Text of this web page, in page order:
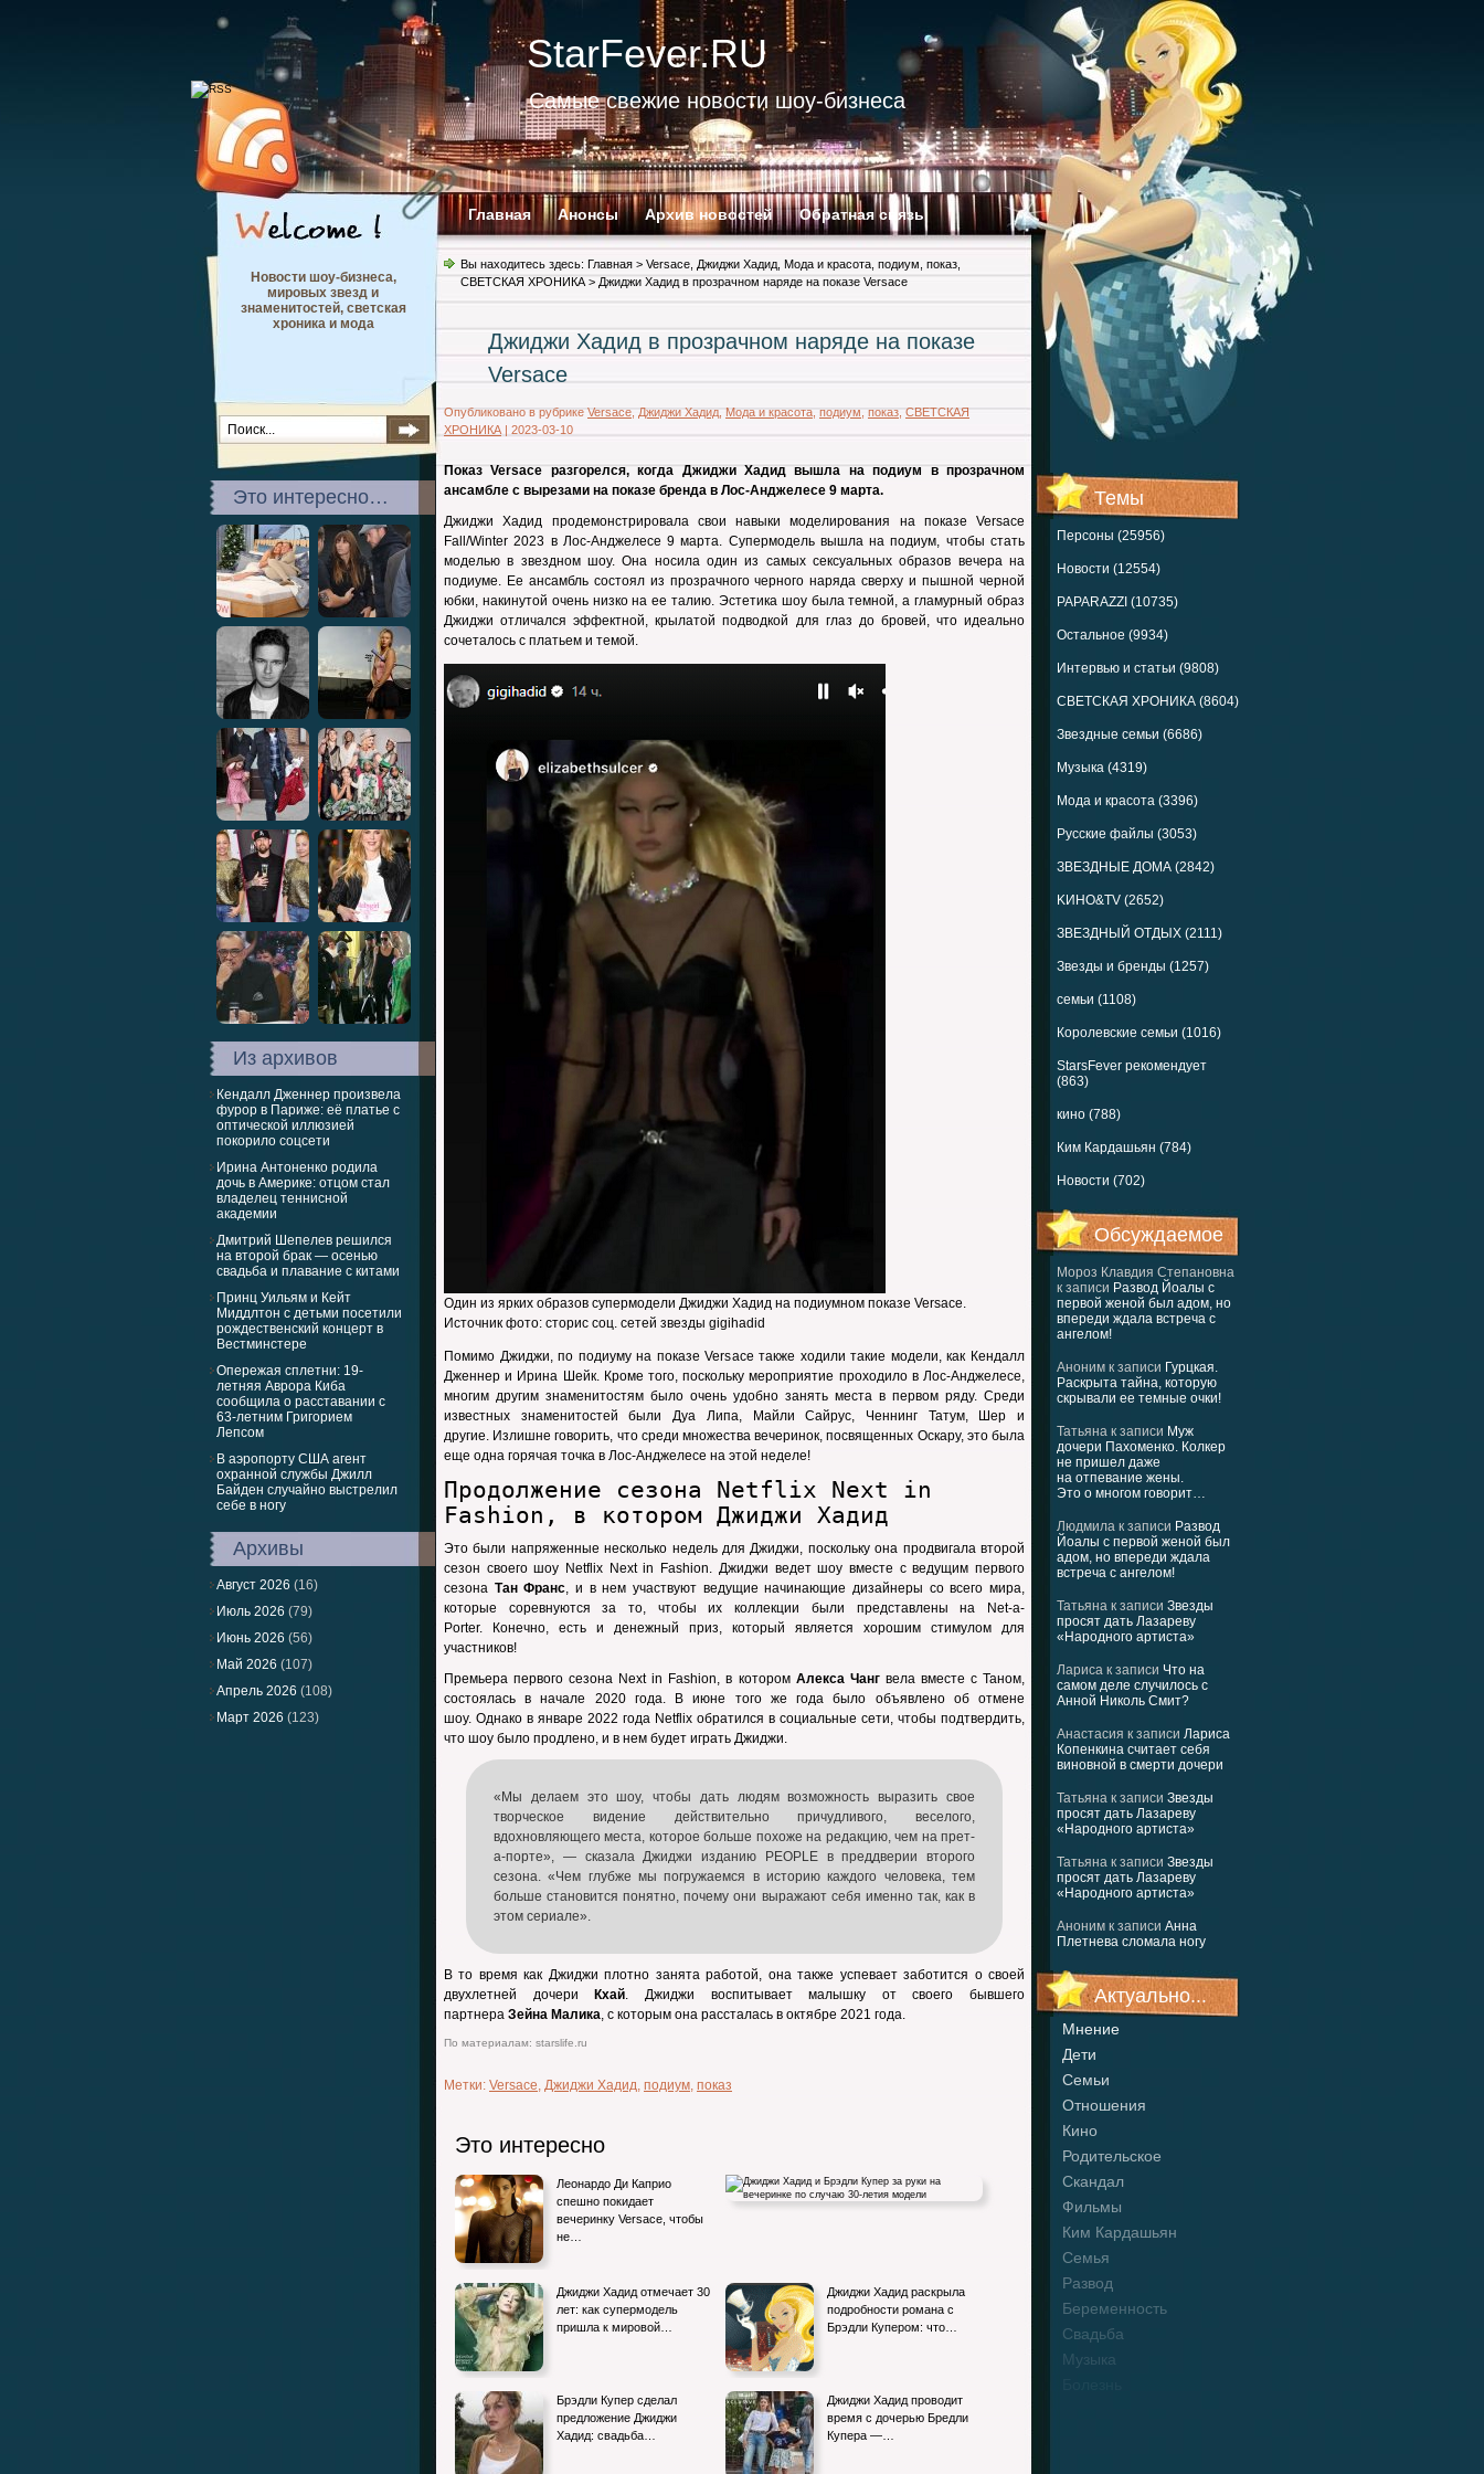
StarFever.RU
Самые свежие новости шоу-бизнеса
Главная Анонсы Архив новостей Обратная связь
Темы
Персоны (25956)
Новости (12554)
PAPARAZZI (10735)
Остальное (9934)
Интервью и статьи (9808)
СВЕТСКАЯ ХРОНИКА (8604)
Звездные семьи (6686)
Музыка (4319)
Мода и красота (3396)
Русские файлы (3053)
ЗВЕЗДНЫЕ ДОМА (2842)
KИНО&TV (2652)
ЗВЕЗДНЫЙ ОТДЫХ (2111)
Звезды и бренды (1257)
семьи (1108)
Королевские семьи (1016)
StarsFever рекомендует
(863)
кино (788)
Ким Кардашьян (784)
Новости (702)
Обсуждаемое
Мороз Клавдия Степановна
к записи Развод Йоалы с
первой женой был адом, но
впереди ждала встреча с
ангелом!
Аноним к записи Гурцкая.
Раскрыта тайна, которую
скрывали ее темные очки!
Татьяна к записи Муж
дочери Пахоменко. Колкер
не пришел даже
на отпевание жены.
Это о многом говорит…
Людмила к записи Развод
Йоалы с первой женой был
адом, но впереди ждала
встреча с ангелом!
Татьяна к записи Звезды
просят дать Лазареву
«Народного артиста»
Лариса к записи Что на
самом деле случилось с
Анной Николь Смит?
Анастасия к записи Лариса
Копенкина считает себя
виновной в смерти дочери
Татьяна к записи Звезды
просят дать Лазареву
«Народного артиста»
Татьяна к записи Звезды
просят дать Лазареву
«Народного артиста»
Аноним к записи Анна
Плетнева сломала ногу
Актуально...
Мнение
Дети
Семьи
Отношения
Кино
Родительское
Скандал
Фильмы
Ким Кардашьян
Семья
Развод
Беременность
Свадьба
Музыка
Новости шоу-бизнеса,
мировых звезд и
знаменитостей, светская
хроника и мода
Это интересно…
Из архивов
Кендалл Дженнер произвела
фурор в Париже: её платье с
оптической иллюзией
покорило соцсети
Ирина Антоненко родила
дочь в Америке: отцом стал
владелец теннисной
академии
Дмитрий Шепелев решился
на второй брак — осенью
свадьба и плавание с китами
Принц Уильям и Кейт
Миддлтон с детьми посетили
рождественский концерт в
Вестминстере
Опережая сплетни: 19-
летняя Аврора Киба
сообщила о расставании с
63-летним Григорием
Лепсом
В аэропорту США агент
охранной службы Джилл
Байден случайно выстрелил
себе в ногу
Архивы
Август 2026 (16)
Июль 2026 (79)
Июнь 2026 (56)
Май 2026 (107)
Апрель 2026 (108)
Март 2026 (123)
Вы находитесь здесь: Главная > Versace Джиджи Хадид Мода и красота подиум показ
СВЕТСКАЯ ХРОНИКА > Джиджи Хадид в прозрачном наряде на показе Versace
Джиджи Хадид в прозрачном наряде на показе
Versace
Опубликовано в рубрике Versace Джиджи Хадид Мода и красота подиум показ СВЕТСКАЯ
ХРОНИКА | 2023-03-10
Показ Versace разгорелся, когда Джиджи Хадид вышла на подиум в прозрачном
ансамбле с вырезами на показе бренда в Лос-Анджелесе 9 марта.
Джиджи Хадид продемонстрировала свои навыки моделирования на показе Versace
Fall/Winter 2023 в Лос-Анджелесе 9 марта. Супермодель вышла на подиум, чтобы стать
моделью в звездном шоу. Она носила один из самых сексуальных образов вечера на
подиуме. Ее ансамбль состоял из прозрачного черного наряда сверху и пышной черной
юбки, накинутой очень низко на ее талию. Эстетика шоу была темной, а гламурный образ
Джиджи отличался эффектной, крылатой подводкой для глаз до бровей, что идеально
сочеталось с платьем и темой.
Один из ярких образов супермодели Джиджи Хадид на подиумном показе Versace.
Источник фото: сторис соц. сетей звезды gigihadid
Помимо Джиджи, по подиуму на показе Versace также ходили такие модели, как Кендалл
Дженнер и Ирина Шейк. Кроме того, поскольку мероприятие проходило в Лос-Анджелесе,
многим другим знаменитостям было очень удобно занять места в первом ряду. Среди
известных знаменитостей были Дуа Липа, Майли Сайрус, Ченнинг Татум, Шер и
другие. Излишне говорить, что среди множества вечеринок, посвященных Оскару, это была
еще одна горячая точка в Лос-Анджелесе на этой неделе!
Продолжение сезона Netflix Next in
Fashion, в котором Джиджи Хадид
Это были напряженные несколько недель для Джиджи, поскольку она продвигала второй
сезон своего шоу Netflix Next in Fashion. Джиджи ведет шоу вместе с ведущим первого
сезона Тан Франс, и в нем участвуют ведущие начинающие дизайнеры со всего мира,
которые соревнуются за то, чтобы их коллекции были представлены на Net-a-
Porter. Конечно, есть и денежный приз, который является хорошим стимулом для
участников!
Премьера первого сезона Next in Fashion, в котором Алекса Чангвела вместе с Таном,
состоялась в начале 2020 года. В июне того же года было объявлено об отмене
шоу. Однако в январе 2022 года Netflix обратился в социальные сети, чтобы подтвердить,
что шоу было продлено, и в нем будет играть Джиджи.
«Мы делаем это шоу, чтобы дать людям возможность выразить свое
творческое видение действительно причудливого, веселого,
вдохновляющего места, которое больше похоже на редакцию, чем на прет-
а-порте», — сказала Джиджи изданию PEOPLE в преддверии второго
сезона. «Чем глубже мы погружаемся в историю каждого человека, тем
больше становится понятно, почему они выражают себя именно так, как в
этом сериале».
В то время как Джиджи плотно занята работой, она также успевает заботится о своей
двухлетней дочери
Кхай. Джиджи воспитывает малышку от своего бывшего
партнера Зейна Малика, с которым она рассталась в октябре 2021 года.
По материалам: starslife.ru
Метки: Versace, Джиджи Хадид, подиум, показ
Это интересно
Леонардо Ди Каприо
спешно покидает
вечеринку Versace, чтобы
не…
Джиджи Хадид и Брэдли Купер за руки на
вечеринке по случаю 30-летия
Джиджи Хадид отмечает 30
лет: как супермодель
пришла к мировой…
Джиджи Хадид раскрыла
подробности романа с
Брэдли Купером: что…
Брэдли Купер сделал
предложение Джиджи
Хадид: свадьба…
Джиджи Хадид проводит
время с дочерью Бредли
Купера —…